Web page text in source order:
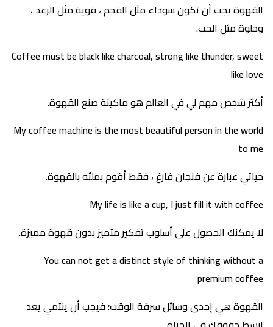
القهوة يجب أن تكون سوداء مثل الفحم ، قوية مثل الرعد ،
وحلوة مثل الحب.
Coffee must be black like charcoal, strong like thunder, sweet
like love
أكثر شخص مهم لي في العالم هو ماكينة صنع القهوة.
My coffee machine is the most beautiful person in the world
to me
حياتي عبارة عن فنجان فارغ ، فقط أقوم بملئه بالقهوة.
My life is like a cup, I just fill it with coffee
لا يمكنك الحصول على أسلوب تفكير متميز بدون قهوة مميزة.
You can not get a distinct style of thinking without a
premium coffee
القهوة هي إحدى وسائل سرقة الوقت؛ فيجب أن ينتمي يعد